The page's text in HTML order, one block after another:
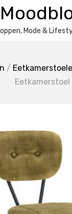
Mode &
/
Eetkamerstoel